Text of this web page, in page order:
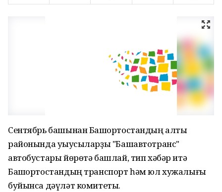
Сентябрь башынан Башҡортостандың алты
районында уҡыусыларҙы "Башавтотранс"
автобустары йөрөтә башлай, тип хәбәр итә
Башҡортостандың транспорт һәм юл хужалығы
буйынса дәүләт комитеты.